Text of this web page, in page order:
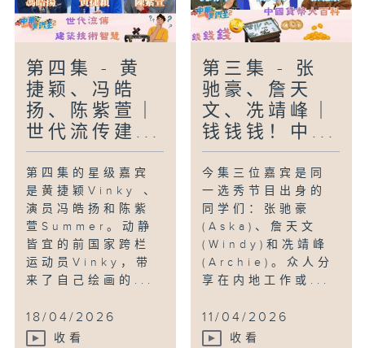
第四集 - 黄
捷颖、冯皓
扬、陈紫萱｜
世代流传建...
第四集的星级嘉宾
是黄捷颖Vinky 、
演员冯皓扬和陈紫
萱Summer。动静
皆宜的前国家跨栏
运动员Vinky，带
来了自己绘画的...
18/04/2026
收看
第三集 - 张
驰豪、詹天
文、冼靖峰｜
钱钱钱！中...
今集三位嘉宾是同
一选秀节目出身的
同学们：张驰豪
(Aska)、詹天文
(Windy)和冼靖峰
(Archie)。众人分
享在内地工作或...
11/04/2026
收看